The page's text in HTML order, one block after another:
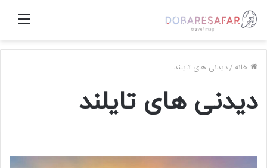
منو
خانه /دیدنی های تایلند
دیدنی های تایلند